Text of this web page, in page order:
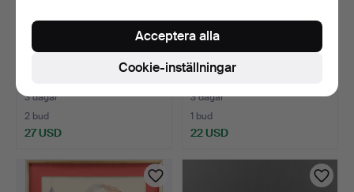
EVA PETTERSSON
signe…
3 dagar
2 bud
27 USD
CIGARETTÄNDARE
3 dagar
1 bud
22 USD
Cookie-inställningar
Acceptera alla